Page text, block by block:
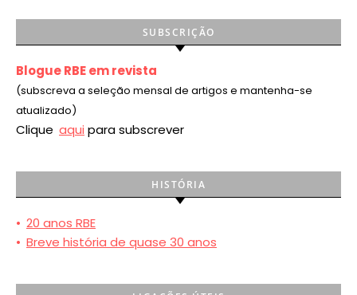
SUBSCRIÇÃO
Blogue RBE em revista
(subscreva a seleção mensal de artigos e mantenha-se
atualizado)
Clique aqui para subscrever
HISTÓRIA
• 20 anos RBE
• Breve história de quase 30 anos